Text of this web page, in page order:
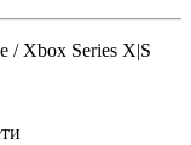
/ Xbox Series X|S